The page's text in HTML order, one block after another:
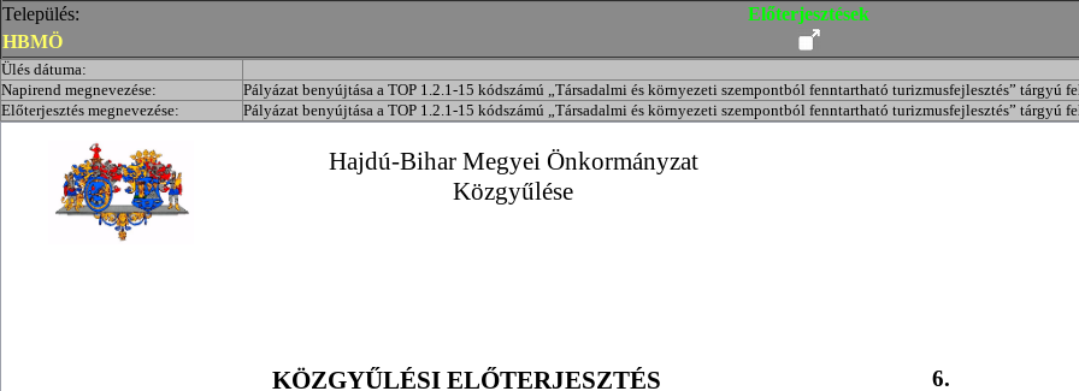
Település: Előterjesztések
HBMÖ
Ülés dátuma:
Napirend megnevezése:
Pályázat benyújtása a TOP 1.2.1-15 kódszámú „Társadalmi és környezeti szempontból fenntartható turizmusfejlesztés” tárgyú
Előterjesztés megnevezése:
Pályázat benyújtása a TOP 1.2.1-15 kódszámú „Társadalmi és környezeti szempontból fenntartható turizmusfejlesztés” tárgyú